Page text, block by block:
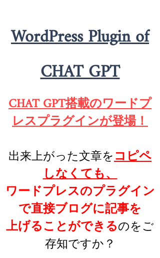
WordPress Plugin of
CHAT GPT
CHAT GPT搭載のワードプ
レスプラグインが登場！
出来上がった文章をコピペ
しなくても、
​ワードプレスのプラグイン
で直接ブログに記事を
上げることができるのをご
存知ですか？